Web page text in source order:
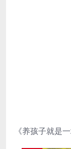
《养孩子就是